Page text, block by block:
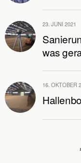
23. JUNI 2021
was
16. OKTOBER